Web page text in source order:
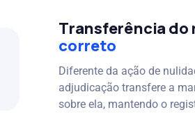
Transferência do
correto
Diferente da ação de
adjudicação transfere a
sobre ela, mantendo o